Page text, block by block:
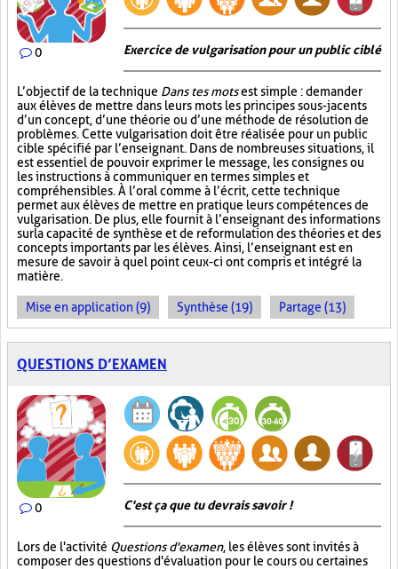
0 Exercice de vulgarisation pour un public ciblé
L’objectif de la technique Dans tes motsest simple : demander
aux élèves de mettre dans leurs mots les principes sous-jacents
d’un concept, d’une théorie ou d’une méthode de résolution de
problèmes. Cette vulgarisation doit être réalisée pour un public
cible spécifié par l’enseignant. Dans de nombreuses situations, il
est essentiel de pouvoir exprimer le message, les consignes ou
les instructions à communiquer en termes simples et
compréhensibles. À l’oral comme à l’écrit, cette technique
permet aux élèves de mettre en pratique leurs compétences de
vulgarisation. De plus, elle fournit à l’enseignant des informations
sur la capacité de synthèse et de reformulation des théories et des
concepts importants par les élèves. Ainsi, l’enseignant est en
mesure de savoir à quel point ceux-ci ont compris et intégré la
matière.
Mise en application (9) Synthèse (19) Partage (13)
QUESTIONS D’EXAMEN
0 C'est ça que tu devrais savoir !
Lors de l'activité Questions d'examen, les élèves sont invités à
composer des questions d'évaluation pour le cours ou certaines